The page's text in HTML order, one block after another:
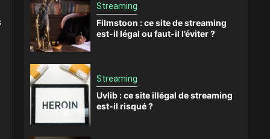
Streaming
Filmstoon : ce site de streaming
est-il légal ou faut-il l’éviter ?
Streaming
Uvlib : ce site illégal de streaming
est-il risqué ?